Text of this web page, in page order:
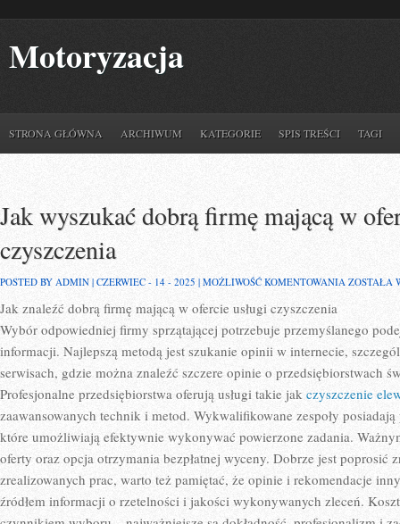
Motoryzacja
STRONA GŁÓWNA ARCHIWUM KATEGORIE SPIS TREŚCI TAGI
Jak wyszukać dobrą firmę mającą w
czyszczenia
POSTED BY ADMIN | CZERWIEC - 14 - 2025 | MOŻLIWOŚĆ KOMENTOWANIA JAK
MAJĄCĄ
W
OFERCIE
USŁUGI
ZOSTAŁA
Jak znaleźć dobrą firmę mającą w ofercie usługi czyszczenia
Wybór odpowiedniej firmy sprzątającej potrzebuje przemyślanego
informacji. Najlepszą metodą jest szukanie opinii w internecie,
serwisach, gdzie można znaleźć szczere opinie o przedsiębiorstwach
Profesjonalne przedsiębiorstwa oferują usługi takie jak czyszczenie
zaawansowanych technik i metod. Wykwalifikowane zespoły
które umożliwiają efektywnie wykonywać powierzone zadania.
oferty oraz opcja otrzymania bezpłatnej wyceny. Dobrze jest poprosić
zrealizowanych prac, warto też pamiętać, że opinie i rekomendacje
źródłem informacji o rzetelności i jakości wykonywanych zleceń.